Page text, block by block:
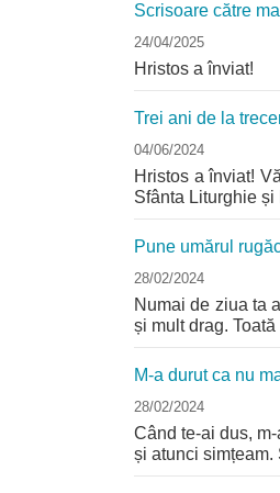
Scrisoare către
24/04/2025
Hristos a înviat!
Trei ani de la
04/06/2024
Hristos a înviat!
Sfânta Liturghie
Pune umărul
28/02/2024
Numai de ziua ta
și mult drag.
M-a durut ca nu
28/02/2024
Când te-ai dus,
și atunci simțeam.